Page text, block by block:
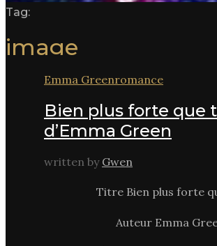
Tag:
image
Emma Greenromance
Bien plus forte que
d’Emma Green
written by Gwen
Titre Bien plus forte
Auteur Emma